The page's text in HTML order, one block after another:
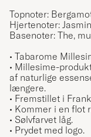
Topnoter:
Hjertenoter:
Basenoter: The,
• Tabarome
• Millesime-
af naturlige
længere.
• Fremstillet i
• Kommer i en
• Sølvfarvet låg.
• Prydet med logo.